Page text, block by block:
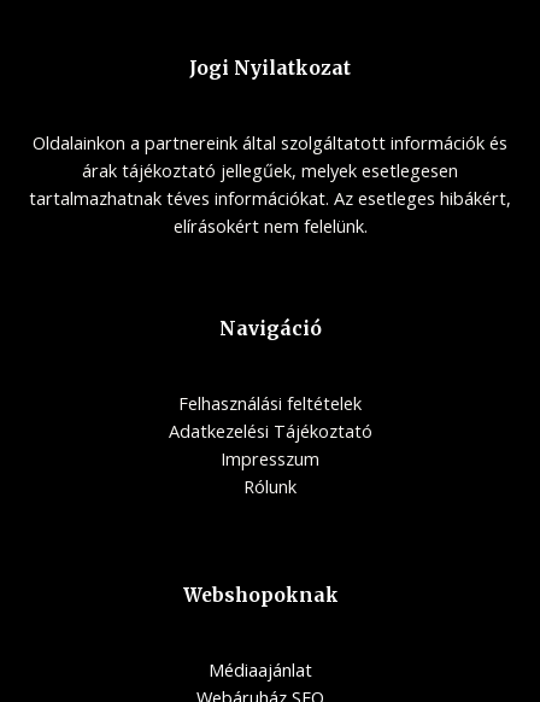
Jogi Nyilatkozat
Oldalainkon a partnereink által szolgáltatott információk és
árak tájékoztató jellegűek, melyek esetlegesen
tartalmazhatnak téves információkat. Az esetleges hibákért,
elírásokért nem felelünk.
Navigáció
Felhasználási feltételek
Adatkezelési Tájékoztató
Impresszum
Rólunk
Webshopoknak
Médiaajánlat